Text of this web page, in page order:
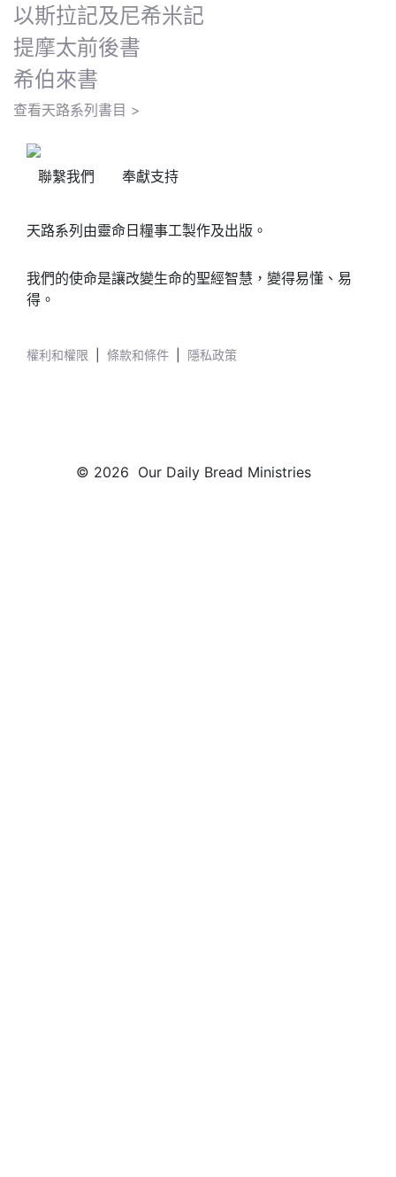
以斯拉記及尼希米記
提摩太前後書
希伯來書
查看天路系列書目 >
聯繫我們 奉獻支持
天路系列由靈命日糧事工製作及出版。
我們的使命是讓改變生命的聖經智慧，變得易懂、易
得。
權利和權限 條款和條件 隱私政策
© 2026 Our Daily Bread Ministries